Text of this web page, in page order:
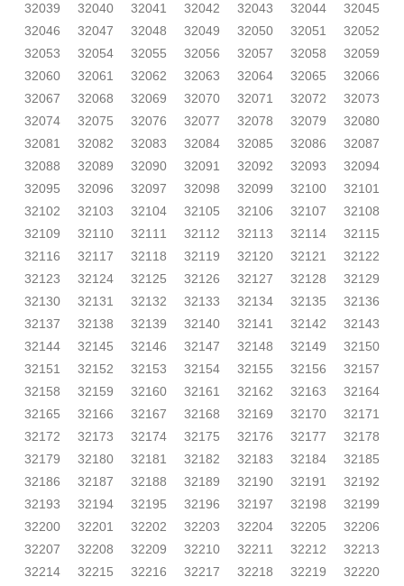
32039
32040 32041 32042 32043 32044
32045
32046
32047 32048 32049 32050 32051
32052
32053
32054 32055 32056 32057 32058
32059
32060
32061 32062 32063 32064 32065
32066
32067
32068 32069 32070 32071 32072
32073
32074
32075 32076 32077 32078 32079
32080
32081
32082 32083 32084 32085 32086
32087
32088
32089 32090 32091 32092 32093
32094
32095
32096 32097 32098 32099 32100
32101
32102
32103 32104 32105 32106 32107
32108
32109
32110 32111 32112 32113 32114
32115
32116
32117 32118 32119 32120 32121
32122
32123
32124 32125 32126 32127 32128
32129
32130
32131 32132 32133 32134 32135
32136
32137
32138 32139 32140 32141 32142
32143
32144
32145 32146 32147 32148 32149
32150
32151
32152 32153 32154 32155 32156
32157
32158
32159 32160 32161 32162 32163
32164
32165
32166 32167 32168 32169 32170
32171
32172
32173 32174 32175 32176 32177
32178
32179
32180 32181 32182 32183 32184
32185
32186
32187 32188 32189 32190 32191
32192
32193
32194 32195 32196 32197 32198
32199
32200
32201 32202 32203 32204 32205
32206
32207
32208 32209 32210 32211 32212
32213
32214
32215 32216 32217 32218 32219
32220